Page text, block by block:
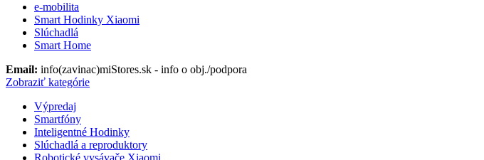
e-mobilita
Smart Hodinky Xiaomi
Slúchadlá
Smart Home
Email: info(zavinac)miStores.sk - info o obj./podpora
Zobraziť kategórie
Výpredaj
Smartfóny
Inteligentné Hodinky
Slúchadlá a reproduktory
Robotické vysávače Xiaomi